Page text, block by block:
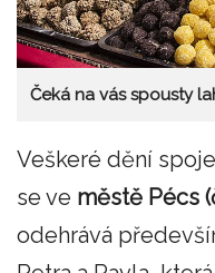
Čeká na vás spousty
Veškeré dění
se ve městě Pécs
odehrává